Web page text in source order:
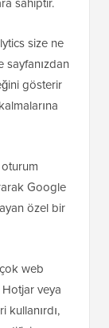
size ne
gösterir
oturum
Google
özel bir
web
veya
kullanırdı,